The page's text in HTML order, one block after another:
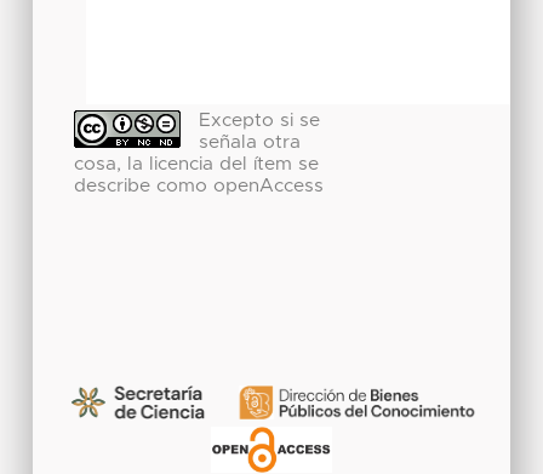
Excepto si se
señala otra
cosa, la licencia del ítem se
describe como openAccess